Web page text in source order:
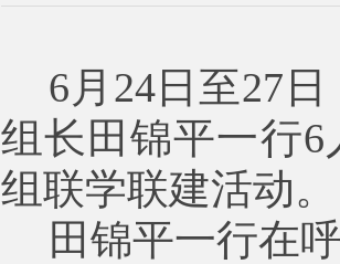
6月24日至27
组长田锦平一行
组联学联建活动。
田锦平一行在